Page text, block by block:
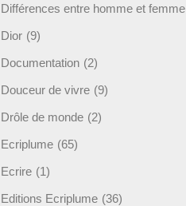
Différences entre homme et femme
Dior (9)
Documentation (2)
Douceur de vivre (9)
Drôle de monde (2)
Ecriplume (65)
Ecrire (1)
Editions Ecriplume (36)